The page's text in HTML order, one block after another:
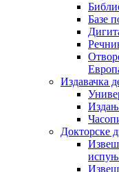
Базе
Издавачка
Докторске